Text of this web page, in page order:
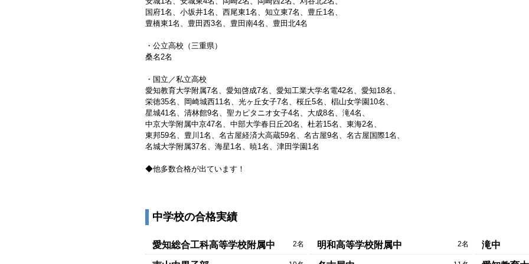
国府1名、小坂井1名、西尾東1名、知立東7名、豊丘1名、
豊橋東1名、豊田西3名、豊田南4名、豊田北4名
・公立高校（三重県）
桑名2名
・国立／私立高校
愛知教育大学附属7名、愛知啓成7名、愛知工業大学名電42名、愛知18名、
栄徳35名、岡崎城西11名、光ヶ丘女子7名、桜丘5名、椙山女学園10名、
星城41名、清林館9名、聖カピタニオ女子4名、大成8名、滝4名、
中京大学附属中京47名、中部大学春日丘20名、杜若15名、東海2名、
東邦59名、豊川1名、名古屋経済大高蔵59名、名古屋9名、名古屋国際1名、
名城大学附属37名、海星1名、暁1名、津田学園1名
◆他多数合格が出ています！
中学校の合格実績
愛知総合工科高等学校附属中 2名 明和高等学校附属中 2名 滝中